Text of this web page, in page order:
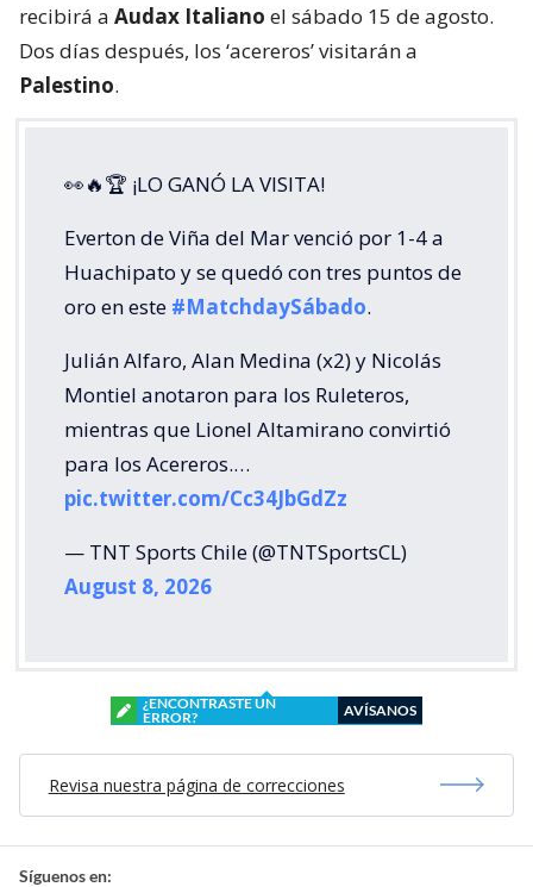
recibirá a Audax Italiano el sábado 15 de agosto.
Dos días después, los ‘acereros’ visitarán a
Palestino.
👀🔥🏆 ¡LO GANÓ LA VISITA!
Everton de Viña del Mar venció por 1-4 a
Huachipato y se quedó con tres puntos de
oro en este #MatchdaySábado.
Julián Alfaro, Alan Medina (x2) y Nicolás
Montiel anotaron para los Ruleteros,
mientras que Lionel Altamirano convirtió
para los Acereros.…
pic.twitter.com/Cc34JbGdZz
— TNT Sports Chile (@TNTSportsCL)
August 8, 2026
¿ENCONTRASTE UN
ERROR?
AVÍSANOS
Revisa nuestra página de correcciones
Síguenos en: